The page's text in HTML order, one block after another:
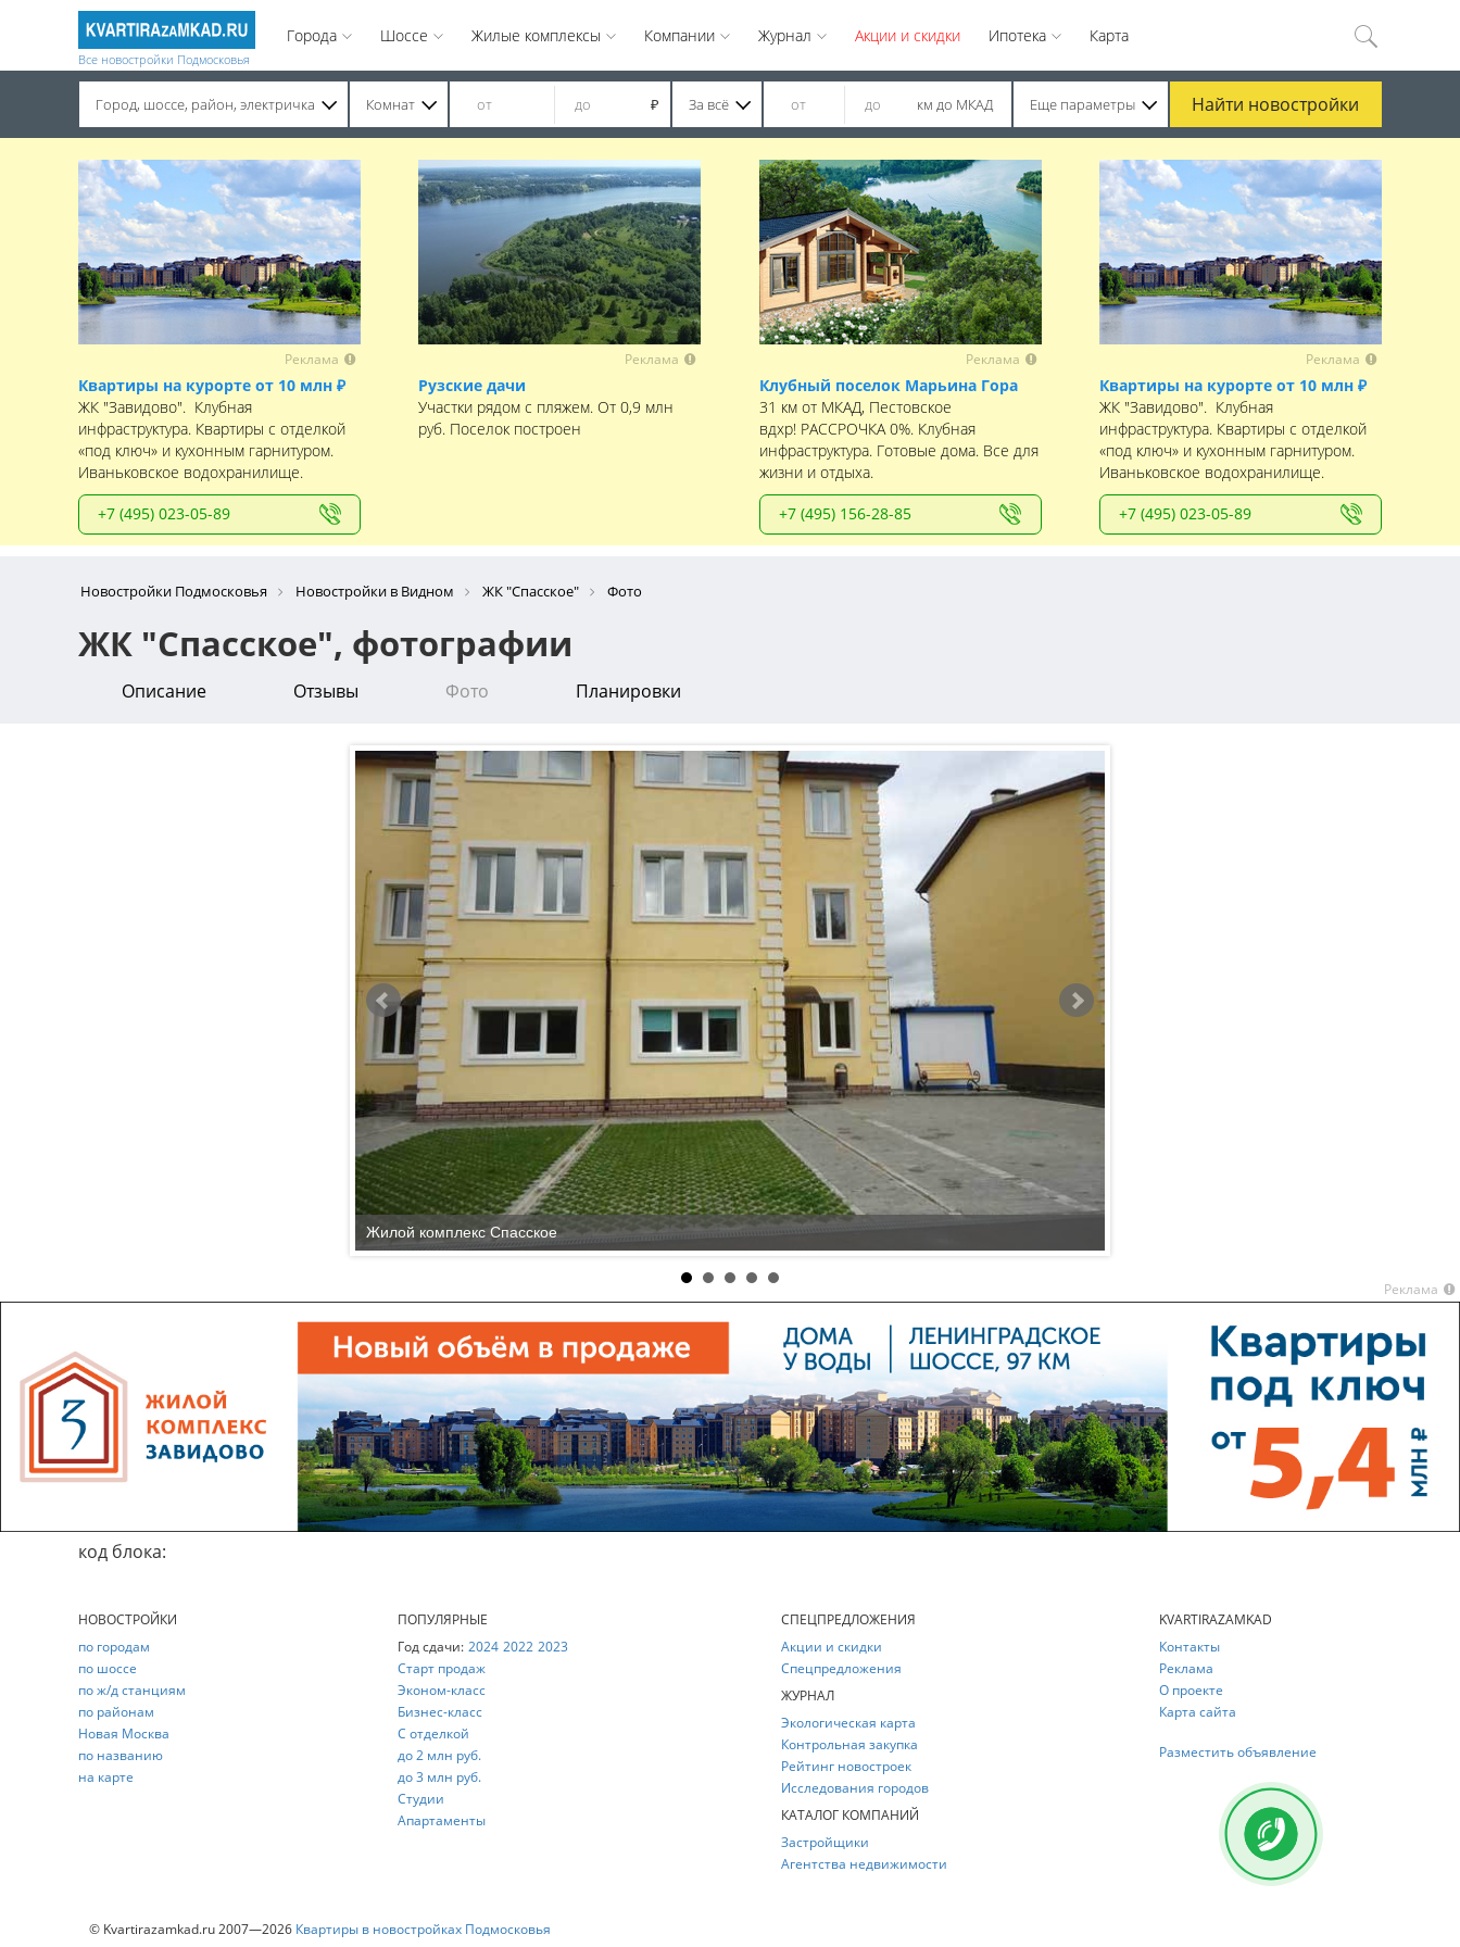
Все новостройки Подмосковья
Города Шоссе Жилые комплексы Компании Журнал Акции и скидки Ипотека Карта
Город, шоссе, район, электричка Комнат ₽ За всё км до МКАД Еще параметры Найти новостройки
Реклама
Квартиры на курорте от 10 млн ₽
ЖК "Завидово". Клубная
инфраструктура. Квартиры с отделкой
«под ключ» и кухонным гарнитуром.
Иваньковское водохранилище.
+7 (495) 023-05-89
Реклама
Рузские дачи
Участки рядом с пляжем. От 0,9 млн
руб. Поселок построен
Реклама
Клубный поселок Марьина Гора
31 км от МКАД, Пестовское
вдхр! РАССРОЧКА 0%. Клубная
инфраструктура. Готовые дома. Все для
жизни и отдыха.
+7 (495) 156-28-85
Реклама
Квартиры на курорте от 10 млн ₽
ЖК "Завидово". Клубная
инфраструктура. Квартиры с отделкой
«под ключ» и кухонным гарнитуром.
Иваньковское водохранилище.
+7 (495) 023-05-89
Новостройки Подмосковья Новостройки в Видном ЖК "Спасское" Фото
ЖК "Спасское", фотографии
Описание Отзывы Фото Планировки
Жилой комплекс Спасское
Реклама
код блока:
НОВОСТРОЙКИ
по городам
по шоссе
по ж/д станциям
по районам
Новая Москва
по названию
на карте
ПОПУЛЯРНЫЕ
Год сдачи: 2024 2022 2023
Старт продаж
Эконом-класс
Бизнес-класс
С отделкой
до 2 млн руб.
до 3 млн руб.
Студии
Апартаменты
СПЕЦПРЕДЛОЖЕНИЯ
Акции и скидки
Спецпредложения
ЖУРНАЛ
Экологическая карта
Контрольная закупка
Рейтинг новостроек
Исследования городов
КАТАЛОГ КОМПАНИЙ
Застройщики
Агентства недвижимости
KVARTIRAZAMKAD
Контакты
Реклама
О проекте
Карта сайта
Разместить объявление
© Kvartirazamkad.ru 2007—2026 Квартиры в новостройках Подмосковья